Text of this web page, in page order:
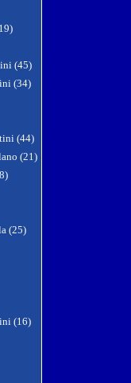
(45)
(34)
(44)
(21)
(25)
(16)